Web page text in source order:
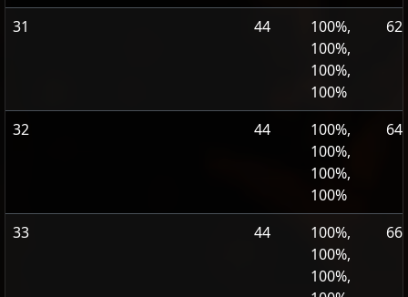
31 44
100%,
100%,
100%,
100%
62
32 44
100%,
100%,
100%,
100%
64
33 44
100%,
100%,
100%,
66